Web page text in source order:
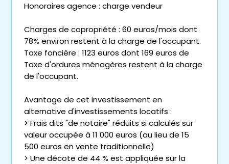
Honoraires agence : charge vendeur
Charges de copropriété : 60 euros/mois dont
78% environ restent à la charge de l'occupant.
Taxe foncière : 1123 euros dont 169 euros de
Taxe d'ordures ménagères restent à la charge
de l'occupant.
Avantage de cet investissement en
alternative d'investissements locatifs :
> Frais dits "de notaire" réduits si calculés sur
valeur occupée à 11 000 euros (au lieu de 15
500 euros en vente traditionnelle)
> Une décote de 44 % est appliquée sur la